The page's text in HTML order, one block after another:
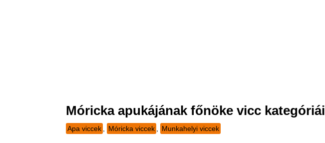
Móricka apukájának főnöke vicc kategóriái
Apa viccek Móricka viccek Munkahelyi viccek